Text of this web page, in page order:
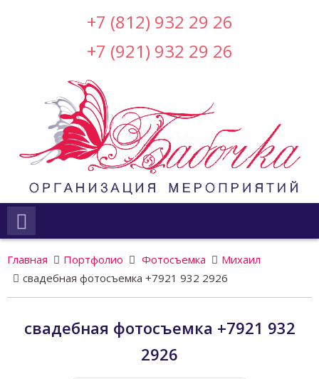
+7 (812) 932 29 26
+7 (921) 932 29 26
Главная Портфолио Фотосъемка
Михаил
свадебная фотосъемка +7921 932 2926
свадебная фотосъемка +7921 932
2926